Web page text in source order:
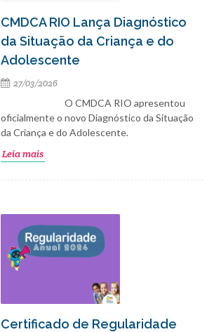
CMDCA RIO Lança Diagnóstico
da Situação da Criança e do
Adolescente
27/03/2026
O CMDCA RIO apresentou
oficialmente o novo Diagnóstico da Situação
da Criança e do Adolescente.
Leia mais
Certificado de Regularidade